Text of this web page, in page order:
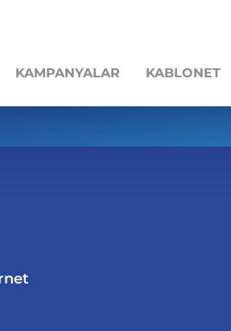
KAMPANYALAR KABLONET